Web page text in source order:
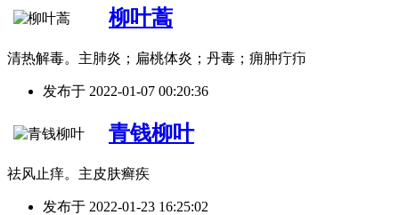
柳叶蒿
清热解毒。主肺炎；扁桃体炎；丹毒；痈肿疔疖
发布于 2022-01-07 00:20:36
青钱柳叶
祛风止痒。主皮肤癣疾
发布于 2022-01-23 16:25:02